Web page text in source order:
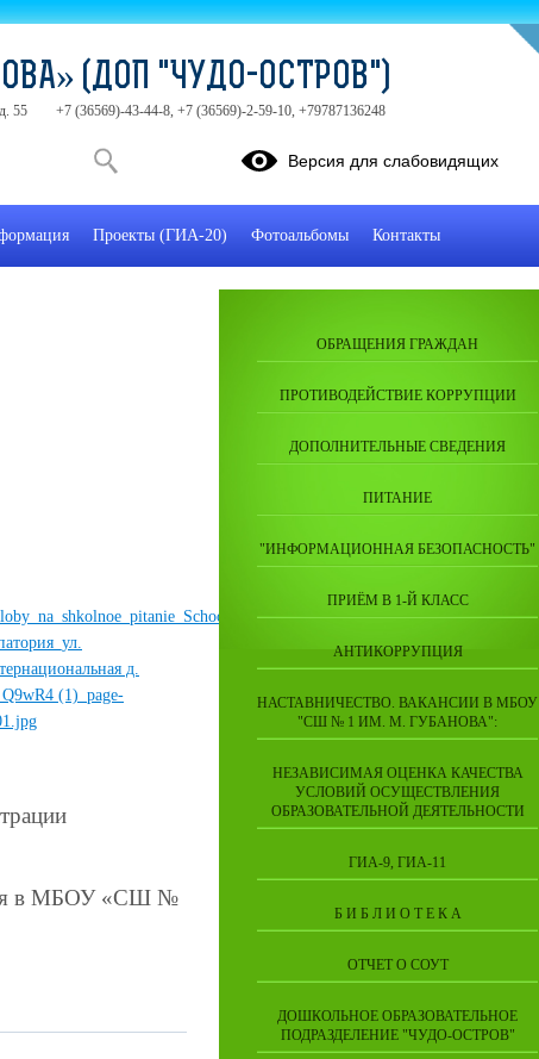
в МБОУ «СШ №
ОБРАЩЕНИЯ ГРАЖДАН
ПРОТИВОДЕЙСТВИЕ КОРРУПЦИИ
ДОПОЛНИТЕЛЬНЫЕ СВЕДЕНИЯ
ПИТАНИЕ
"ИНФОРМАЦИОННАЯ БЕЗОПАСНОСТЬ"
ПРИЁМ В 1-Й КЛАСС
АНТИКОРРУПЦИЯ
НАСТАВНИЧЕСТВО. ВАКАНСИИ В МБОУ
"СШ № 1 ИМ. М. ГУБАНОВА":
НЕЗАВИСИМАЯ ОЦЕНКА КАЧЕСТВА
УСЛОВИЙ ОСУЩЕСТВЛЕНИЯ
ОБРАЗОВАТЕЛЬНОЙ ДЕЯТЕЛЬНОСТИ
ГИА-9, ГИА-11
Б И Б Л И О Т Е К А
ОТЧЕТ О СОУТ
ДОШКОЛЬНОЕ ОБРАЗОВАТЕЛЬНОЕ
ПОДРАЗДЕЛЕНИЕ "ЧУДО-ОСТРОВ"
(ДОП "ЧУДО-ОСТРОВ")
55 +7 (36569)-43-44-8, +7 (36569)-2-59-10, +79787136248
Версия для слабовидящих
Проекты (ГИА-20) Фотоальбомы Контакты